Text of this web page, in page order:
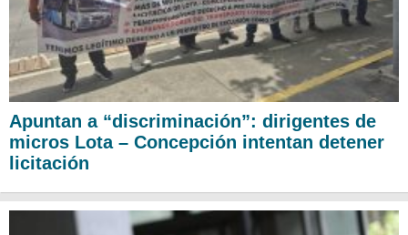
Apuntan a “discriminación”: dirigentes de
micros Lota – Concepción intentan detener
licitación